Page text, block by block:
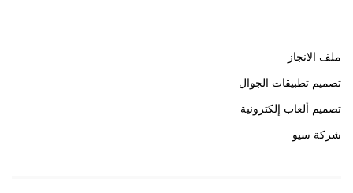
ملف الانجاز
تصميم تطبيقات الجوال
تصميم ألعاب إلكترونية
شركة سيو